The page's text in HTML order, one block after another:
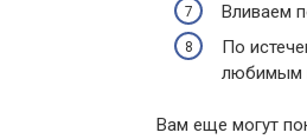
Вливаем
По
любимым
Вам еще могут